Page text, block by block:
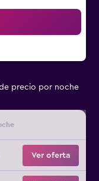
precio por noche
Ver oferta